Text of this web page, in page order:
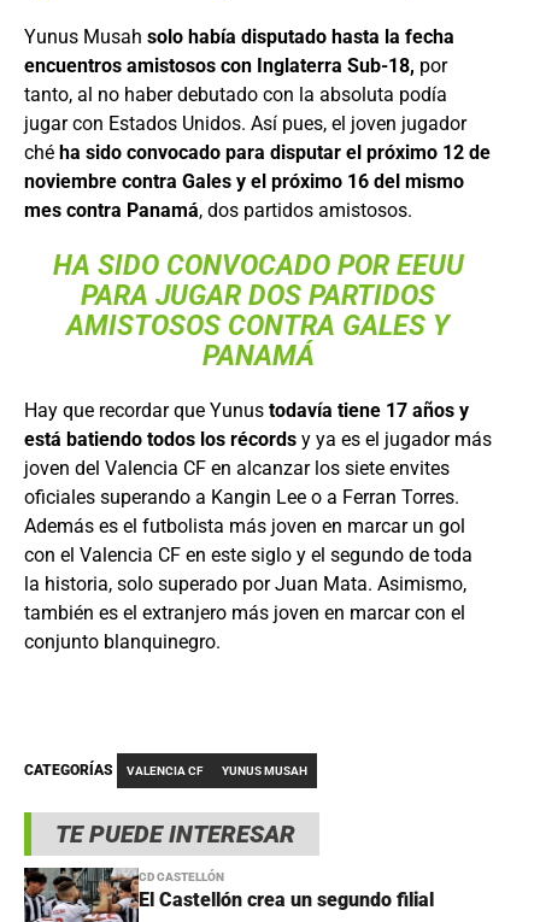
TE PUEDE INTERESAR
CD CASTELLÓN
El Castellón crea un segundo filial
Yunus Musah solo había disputado hasta la fecha
encuentros amistosos con Inglaterra Sub-18, por
tanto, al no haber debutado con la absoluta podía
jugar con Estados Unidos. Así pues, el joven jugador
ché ha sido convocado para disputar el próximo 12 de
noviembre contra Gales y el próximo 16 del mismo
mes contra Panamá, dos partidos amistosos.
HA SIDO CONVOCADO POR EEUU
PARA JUGAR DOS PARTIDOS
AMISTOSOS CONTRA GALES Y
PANAMÁ
Hay que recordar que Yunus todavía tiene 17 años y
está batiendo todos los récords y ya es el jugador más
joven del Valencia CF en alcanzar los siete envites
oficiales superando a Kangin Lee o a Ferran Torres.
Además es el futbolista más joven en marcar un gol
con el Valencia CF en este siglo y el segundo de toda
la historia, solo superado por Juan Mata. Asimismo,
también es el extranjero más joven en marcar con el
conjunto blanquinegro.
CATEGORÍAS VALENCIA CF YUNUS MUSAH